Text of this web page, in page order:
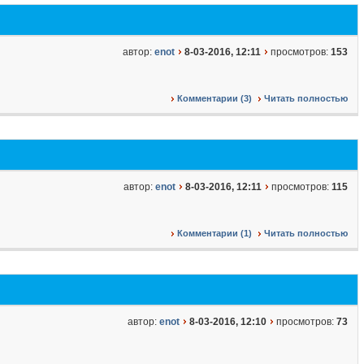
автор: enot 8-03-2016, 12:11 просмотров: 153
Комментарии (3) Читать полностью
автор: enot 8-03-2016, 12:11 просмотров: 115
Комментарии (1) Читать полностью
автор: enot 8-03-2016, 12:10 просмотров: 73